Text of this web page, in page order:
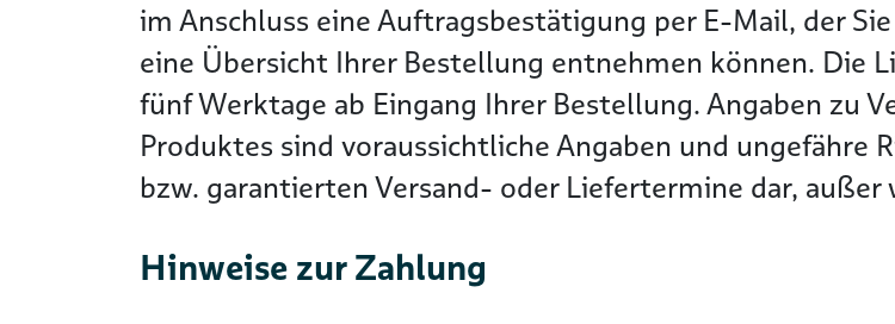
im Anschluss eine Auftragsbestätigung per E-Mail, der
eine Übersicht Ihrer Bestellung entnehmen können. Die
fünf Werktage ab Eingang Ihrer Bestellung. Angaben zu
Produktes sind voraussichtliche Angaben und ungefähre
bzw. garantierten Versand- oder Liefertermine dar,
Hinweise zur Zahlung